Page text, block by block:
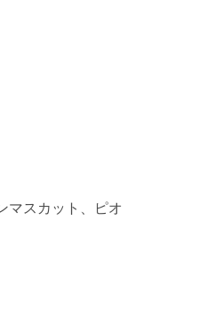
スカット、ピオ